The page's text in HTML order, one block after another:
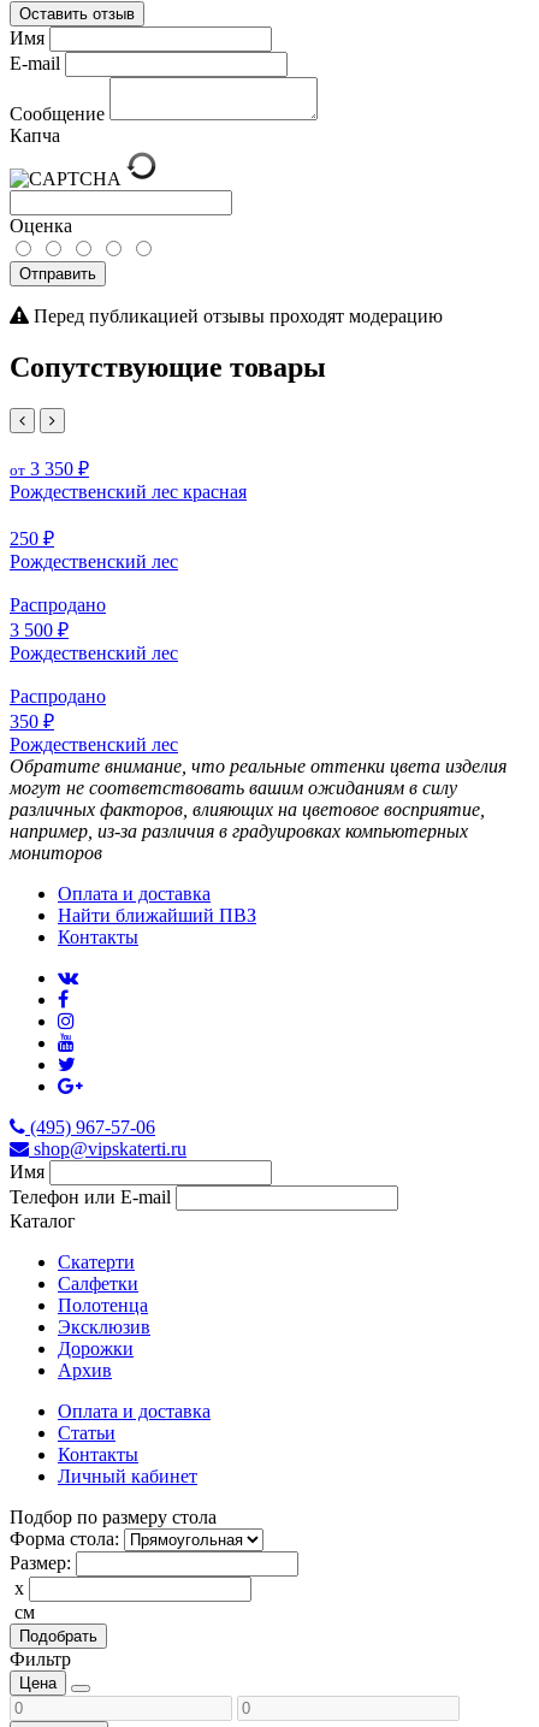
Оставить отзыв
Имя
E-mail
Сообщение
Капча
Оценка
Отправить
Перед публикацией отзывы проходят модерацию
Сопутствующие товары
от 3 350 ₽
Рождественский лес красная
250 ₽
Рождественский лес
Распродано
3 500 ₽
Рождественский лес
Распродано
350 ₽
Рождественский лес
Обратите внимание, что реальные оттенки цвета изделия
могут не соответствовать вашим ожиданиям в силу
различных факторов, влияющих на цветовое восприятие,
например, из-за различия в градуировках компьютерных
мониторов
Оплата и доставка
Найти ближайший ПВЗ
Контакты
(495) 967-57-06
shop@vipskaterti.ru
Имя
Телефон или E-mail
Каталог
Скатерти
Салфетки
Полотенца
Эксклюзив
Дорожки
Архив
Оплата и доставка
Статьи
Контакты
Личный кабинет
Подбор по размеру стола
Форма стола:
Размер:
x
см
Подобрать
Фильтр
Цена